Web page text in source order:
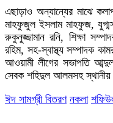
এছাড়াও অন্যান্যের মাঝে
মাহফুজুল ইসলাম মাহফুজ,
রুকুনুজ্জামান রনি, শিক্ষা
রহিম, সহ-স্বাস্থ্য সম্পাদক
আওয়ামী লীগের সভাপতি
সেবক শহিদুল আলমসহ স্থানীয়
ঈদ সামগ্রী বিতরণ নকলা